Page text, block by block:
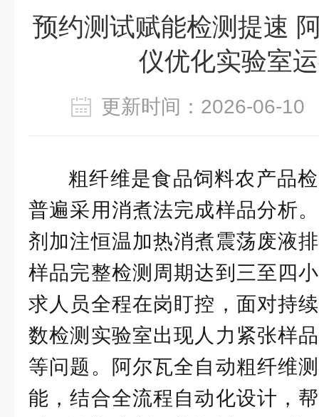
预约测试赋能检测提速
仪优化实验室
更新时间：2026-06-
粗纤维是食品饲料农产品
普遍采用消煮法完成样品分析
剂加注恒温加热消煮震荡废液
样品完整检测周期达到三至四
求人员全程在岗盯控，面对持
数检测实验室出现人力紧张样
等问题。阿尔瓦全自动粗纤维
能，结合全流程自动化设计，